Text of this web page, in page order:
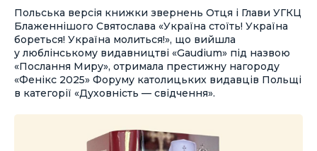
Польська версія книжки звернень Отця і Глави УГКЦ
Блаженнішого Святослава «Україна стоїть! Україна
бореться! Україна молиться!», що вийшла
у люблінському видавництві «Gaudium» під назвою
«Послання Миру», отримала престижну нагороду
«Фенікс 2025» Форуму католицьких видавців Польщі
в категорії «Духовність — свідчення».